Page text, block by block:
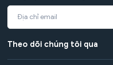
Theo dõi chúng tôi qua